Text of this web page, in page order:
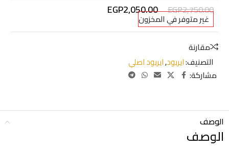
EGP2,750.00
EGP2,050.00
غير متوفر في المخزون
مقارنة
التصنيف:ايربود,ايربود اصلي
مشاركة:
الوصف
الوصف